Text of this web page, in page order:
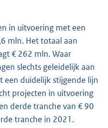
in uitvoering met een
mln. Het totaal aan
€ 262 mln. Waar
slechts geleidelijk aan
een duidelijk stijgende lijn
projecten in uitvoering
derde tranche van € 90
tranche in 2021.